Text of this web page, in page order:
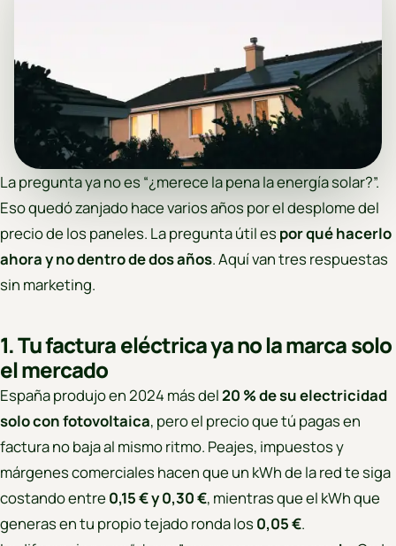
La pregunta ya no es “¿merece la pena la energía solar?”.
Eso quedó zanjado hace varios años por el desplome del
precio de los paneles. La pregunta útil es por qué hacerlo
ahora y no dentro de dos años. Aquí van tres respuestas
sin marketing.
1. Tu factura eléctrica ya no la marca solo
el mercado
España produjo en 2024 más del20 % de su electricidad
solo con fotovoltaica, pero el precio que tú pagas en
factura no baja al mismo ritmo. Peajes, impuestos y
márgenes comerciales hacen que un kWh de la red te siga
costando entre 0,15 € y 0,30 €, mientras que el kWh que
generas en tu propio tejado ronda los 0,05 €.